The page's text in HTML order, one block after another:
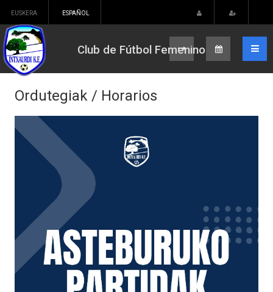
EUSKERA ESPAÑOL
Club de Fútbol Femenino
Ordutegiak / Horarios